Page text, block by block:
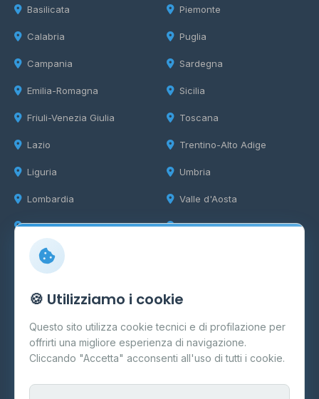
Basilicata
Calabria
Campania
Emilia-Romagna
Friuli-Venezia Giulia
Lazio
Liguria
Lombardia
Marche
Piemonte
Puglia
Sardegna
Sicilia
Toscana
Trentino-Alto Adige
Umbria
Valle d'Aosta
Veneto
Info
Cos'è il GPL
FAQ
Contatti
🍪 Utilizziamo i cookie
Questo sito utilizza cookie tecnici e di profilazione per
offrirti una migliore esperienza di navigazione.
Cliccando "Accetta" acconsenti all'uso di tutti i cookie.